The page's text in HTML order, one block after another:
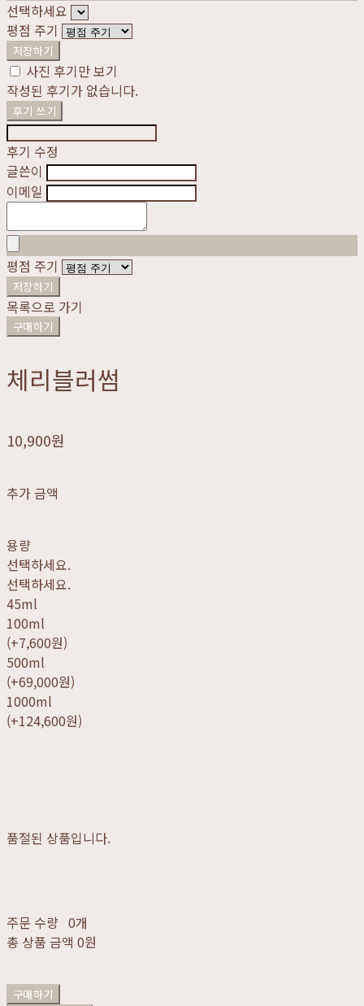
선택하세요
평점 주기
저장하기
사진 후기만 보기
작성된 후기가 없습니다.
후기 쓰기
후기 수정
글쓴이
이메일
평점 주기
저장하기
목록으로 가기
구매하기
체리블러썸
10,900원
추가 금액
용량
선택하세요.
선택하세요.
45ml
100ml
(+7,600원)
500ml
(+69,000원)
1000ml
(+124,600원)
품절된 상품입니다.
주문 수량 0개
총 상품 금액 0원
구매하기